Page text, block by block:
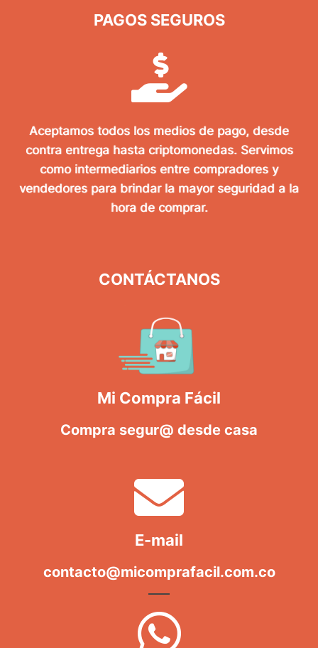
PAGOS SEGUROS
Aceptamos todos los medios de pago, desde
contra entrega hasta criptomonedas. Servimos
como intermediarios entre compradores y
vendedores para brindar la mayor seguridad a la
hora de comprar.
CONTÁCTANOS
Mi Compra Fácil
Compra segur@ desde casa
E-mail
contacto@micomprafacil.com.co